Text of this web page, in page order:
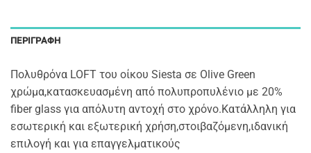
ΠΕΡΙΓΡΑΦΉ
Πολυθρόνα LOFT του οίκου Siesta σε Olive Green
χρώμα,κατασκευασμένη από πολυπροπυλένιο με 20%
fiber glass για απόλυτη αντοχή στο χρόνο.Κατάλληλη για
εσωτερική και εξωτερική χρήση,στοιβαζόμενη,ιδανική
επιλογή και για επαγγελματικούς